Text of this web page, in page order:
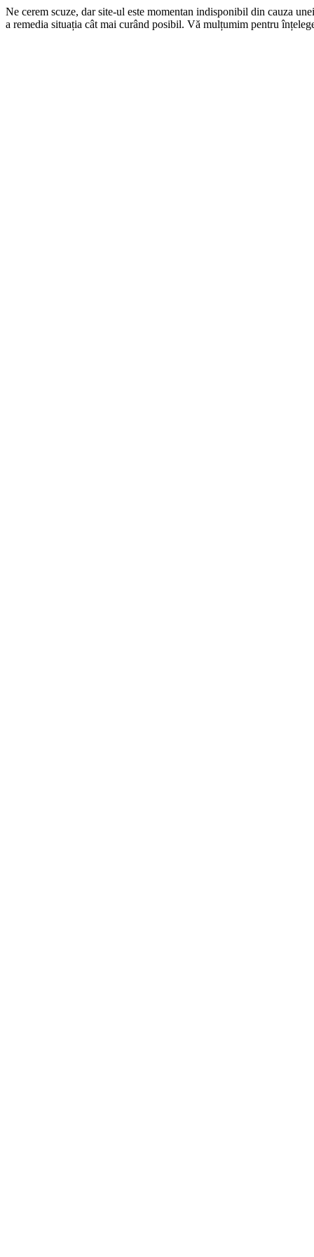
Ne cerem scuze, dar site-ul este momentan indisponibil din cauza
a remedia situația cât mai curând posibil. Vă mulțumim pentru